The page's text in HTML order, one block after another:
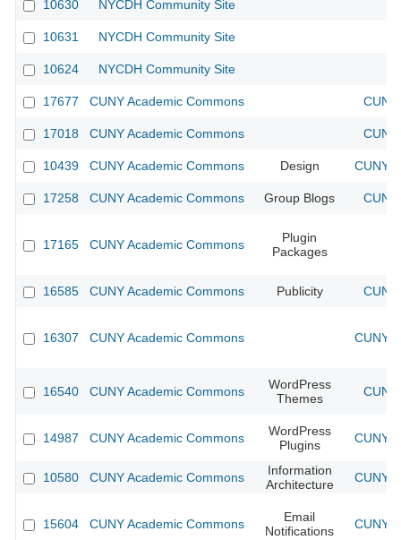
10630 NYCDH Community Site
10631 NYCDH Community Site
10624 NYCDH Community Site
17677 CUNY Academic Commons
17018 CUNY Academic Commons
10439 CUNY Academic Commons Design CUNY
17258 CUNY Academic Commons Group Blogs
17165 CUNY Academic Commons
Plugin
Packages
16585 CUNY Academic Commons Publicity
16307 CUNY Academic Commons CUNY
16540 CUNY Academic Commons
WordPress
Themes
14987 CUNY Academic Commons
WordPress
Plugins
CUNY
10580 CUNY Academic Commons
Information
Architecture
CUNY
15604 CUNY Academic Commons
Email
Notifications
CUNY